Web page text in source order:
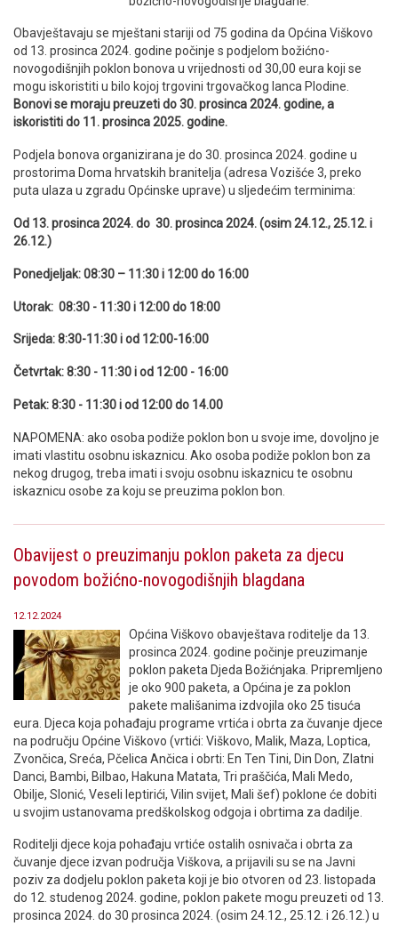
Obavještavaju se mještani stariji od 75 godina da Općina Viškovo
od 13. prosinca 2024. godine počinje s podjelom božićno-
novogodišnjih poklon bonova u vrijednosti od 30,00 eura koji se
mogu iskoristiti u bilo kojoj trgovini trgovačkog lanca Plodine.
Bonovi se moraju preuzeti do 30. prosinca 2024. godine, a
iskoristiti do 11. prosinca 2025. godine.
Podjela bonova organizirana je do 30. prosinca 2024. godine u
prostorima Doma hrvatskih branitelja (adresa Vozišće 3, preko
puta ulaza u zgradu Općinske uprave) u sljedećim terminima:
Od 13. prosinca 2024. do 30. prosinca 2024. (osim 24.12., 25.12. i
26.12.)
Ponedjeljak: 08:30 – 11:30 i 12:00 do 16:00
Utorak: 08:30 - 11:30 i 12:00 do 18:00
Srijeda: 8:30-11:30 i od 12:00-16:00
Četvrtak: 8:30 - 11:30 i od 12:00 - 16:00
Petak: 8:30 - 11:30 i od 12:00 do 14.00
NAPOMENA: ako osoba podiže poklon bon u svoje ime, dovoljno je
imati vlastitu osobnu iskaznicu. Ako osoba podiže poklon bon za
nekog drugog, treba imati i svoju osobnu iskaznicu te osobnu
iskaznicu osobe za koju se preuzima poklon bon.
Obavijest o preuzimanju poklon paketa za djecu
povodom božićno-novogodišnjih blagdana
12.12.2024
Općina Viškovo obavještava roditelje da 13.
prosinca 2024. godine počinje preuzimanje
poklon paketa Djeda Božićnjaka. Pripremljeno
je oko 900 paketa, a Općina je za poklon
pakete mališanima izdvojila oko 25 tisuća
eura. Djeca koja pohađaju programe vrtića i obrta za čuvanje djece
na području Općine Viškovo (vrtići: Viškovo, Malik, Maza, Loptica,
Zvončica, Sreća, Pčelica Ančica i obrti: En Ten Tini, Din Don, Zlatni
Danci, Bambi, Bilbao, Hakuna Matata, Tri praščića, Mali Medo,
Obilje, Slonić, Veseli leptirići, Vilin svijet, Mali šef) poklone će dobiti
u svojim ustanovama predškolskog odgoja i obrtima za dadilje.
Roditelji djece koja pohađaju vrtiće ostalih osnivača i obrta za
čuvanje djece izvan područja Viškova, a prijavili su se na Javni
poziv za dodjelu poklon paketa koji je bio otvoren od 23. listopada
do 12. studenog 2024. godine, poklon pakete mogu preuzeti od 13.
prosinca 2024. do 30 prosinca 2024. (osim 24.12., 25.12. i 26.12.) u